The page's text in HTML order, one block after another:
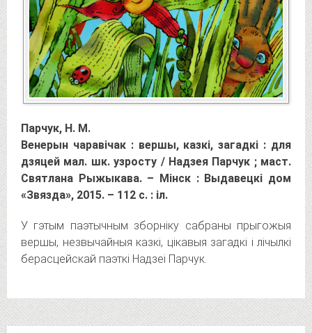
Парчук, Н. М.
Венерын чаравічак : вершы, казкі, загадкі : для
дзяцей мал. шк. узросту / Надзея Парчук ; маст.
Святлана Рыжыкава. – Мінск : Выдавецкі дом
«Звязда», 2015. – 112 с. : іл.
У гэтым паэтычным зборніку сабраны прыгожыя
вершы, незвычайныя казкі, цікавыя загадкі і лічылкі
берасцейскай паэткі Надзеі Парчук.